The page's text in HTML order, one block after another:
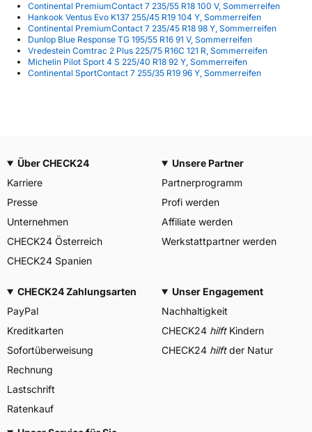
Continental PremiumContact 7 235/55 R18 100 V, Sommerreifen
Hankook Ventus Evo K137 255/45 R19 104 Y, Sommerreifen
Continental PremiumContact 7 235/45 R18 98 Y, Sommerreifen
Dunlop Blue Response TG 195/55 R16 91 V, Sommerreifen
Vredestein Comtrac 2 Plus 225/75 R16C 121 R, Sommerreifen
Michelin Pilot Sport 4 S 225/40 R18 92 Y, Sommerreifen
Continental SportContact 7 255/35 R19 96 Y, Sommerreifen
Über CHECK24
Karriere
Presse
Unternehmen
CHECK24 Österreich
CHECK24 Spanien
Unsere Partner
Partnerprogramm
Profi werden
Affiliate werden
Werkstattpartner werden
CHECK24 Zahlungsarten
PayPal
Kreditkarten
Sofortüberweisung
Rechnung
Lastschrift
Ratenkauf
Unser Engagement
Nachhaltigkeit
CHECK24 hilftKindern
CHECK24 hilftder Natur